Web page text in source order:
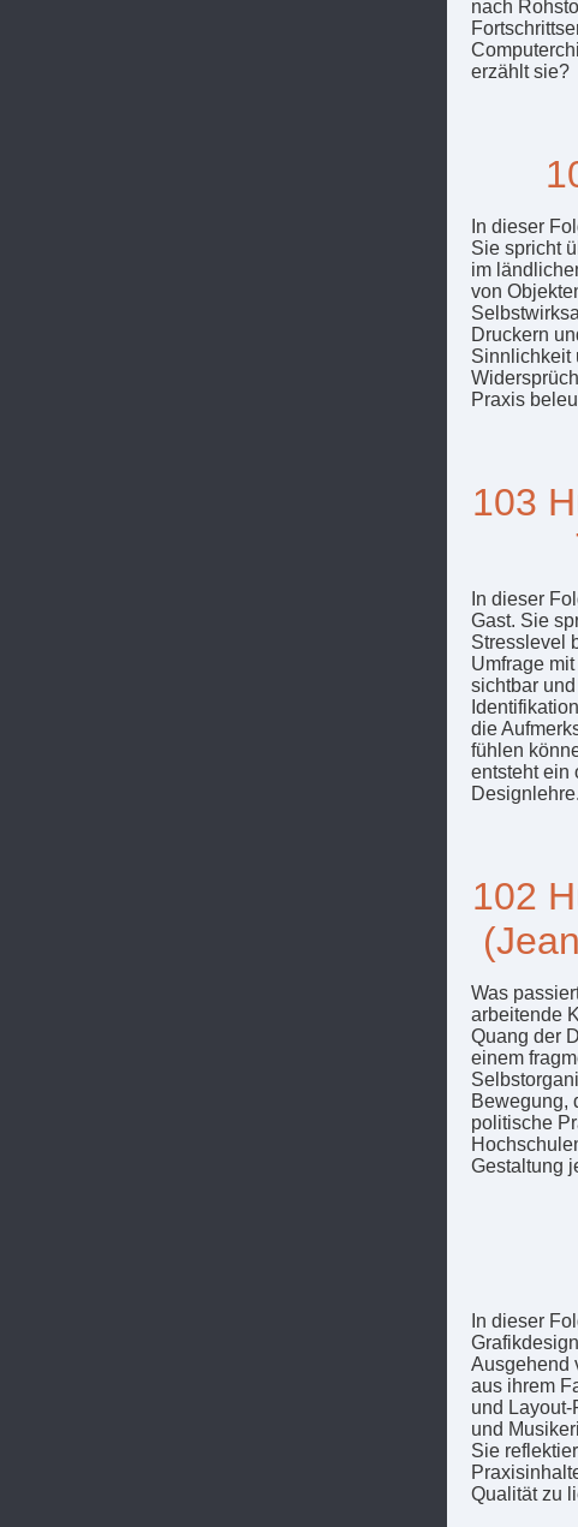
nach
erzählt sie?
In dieser
Sie spricht
im
von
Druckern
Sinnlichkeit
Praxis
103
In dieser
Gast. Sie
Stresslevel
Umfrage
sichtbar
die
fühlen
entsteht ein
Designlehre.
102
Was
arbeitende
Quang der
einem
Bewegung,
politische
Gestaltung
In dieser
Ausgehend
aus ihrem
und
und
Sie
Qualität zu